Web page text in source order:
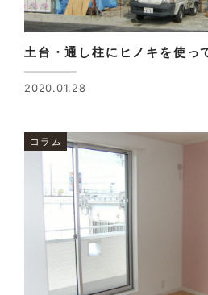
土台・通し柱にヒノキを使っ
2020.01.28
コラム